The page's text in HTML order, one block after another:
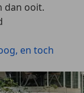
dan ooit.
en toch